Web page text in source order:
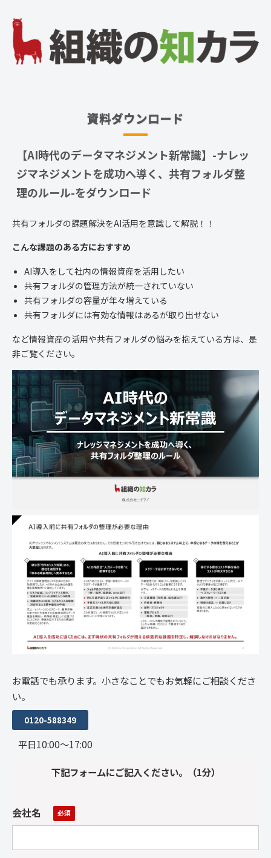
資料ダウンロード
【AI時代のデータマネジメント新常識】-ナレッ
ジマネジメントを成功へ導く、共有フォルダ整
理のルール-をダウンロード
共有フォルダの課題解決をAI活用を意識して解説！！
こんな課題のある方におすすめ
AI導入をして社内の情報資産を活用したい
共有フォルダの管理方法が統一されていない
共有フォルダの容量が年々増えている
共有フォルダには有効な情報はあるが取り出せない
など情報資産の活用や共有フォルダの悩みを抱えている方は、是
非ご覧ください。
お電話でも承ります。小さなことでもお気軽にご相談くださ
い。
0120-588349
平日10:00～17:00
下記フォームにご記入ください。（1分）
会社名